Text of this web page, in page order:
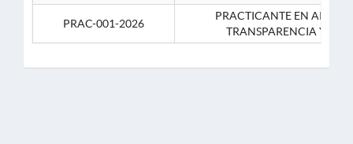
PRAC-001-2026
PRACTICANTE EN APOYO
TRANSPARENCIA Y